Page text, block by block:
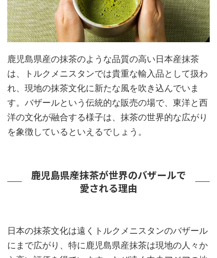
鹿児島県産の抹茶のような品質の高い日本産抹茶
は、トルクメニスタンでは貴重な輸入品として扱わ
れ、現地の抹茶文化に新たな風を吹き込んでいま
す。バザールという伝統的な販売の場で、東洋と西
洋の文化が融合する様子は、抹茶の世界的な広がり
を象徴しているといえるでしょう。
鹿児島県産抹茶が世界のバザールで
愛される理由
日本の抹茶文化は遠くトルクメニスタンのバザール
にまで広がり、特に鹿児島県産抹茶は現地の人々か